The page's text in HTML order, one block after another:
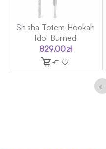
Shisha Totem Hookah
Idol Burned
829.00zł
←